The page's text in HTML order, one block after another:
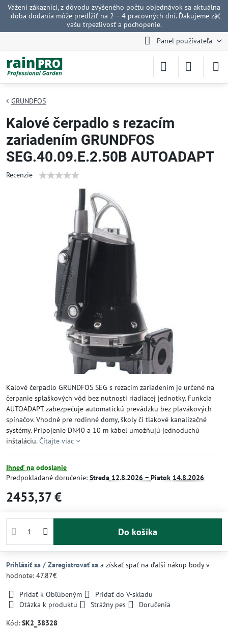
✕
Vážení zákazníci, z dôvodu zvýšeného počtu objednávok sa aktuálna
doba dodania môže predĺžiť na 2 – 4 pracovných dní. Ďakujeme za
vašu trpezlivosť a pochopenie.
Panel používateľa
GRUNDFOS
Kalové čerpadlo s rezacím
zariadením GRUNDFOS
SEG.40.09.E.2.50B AUTOADAPT
Recenzie
Kalové čerpadlo GRUNDFOS SEG s rezacím zariadením je určené na
čerpanie splaškových vôd bez nutnosti riadiacej jednotky. Funkcia
AUTOADAPT zabezpečuje automatickú prevádzku bez plavákových
spínačov. Vhodné pre rodinné domy, školy či tlakové kanalizačné
systémy. Pripojenie DN40 a 10 m kábel umožňujú jednoduchú
inštaláciu.Čítajte viac
Ihneď na odoslanie
Predpokladané doručenie: Streda 12.8.2026 − Piatok 14.8.2026
2453,37 €
Do košíka
Prihlásiť sa / Zaregistrovať sa a získať späť na ďalší nákup body v
hodnote: 47.87€
Pridať k Obľúbeným
Pridať do V-skladu
Otázka k produktu
Strážny pes
Doručenia
Kód: SK2_38328